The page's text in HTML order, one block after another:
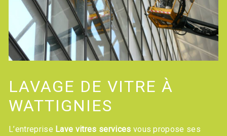
LAVAGE DE VITRE À
WATTIGNIES
L’entreprise Lave vitres services vous propose ses